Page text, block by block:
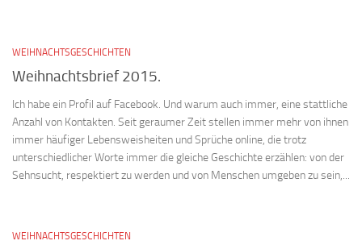
WEIHNACHTSGESCHICHTEN
Weihnachtsbrief 2015.
Ich habe ein Profil auf Facebook. Und warum auch immer, eine stattliche
Anzahl von Kontakten. Seit geraumer Zeit stellen immer mehr von ihnen
immer häufiger Lebensweisheiten und Sprüche online, die trotz
unterschiedlicher Worte immer die gleiche Geschichte erzählen: von der
Sehnsucht, respektiert zu werden und von Menschen umgeben zu sein,...
WEIHNACHTSGESCHICHTEN